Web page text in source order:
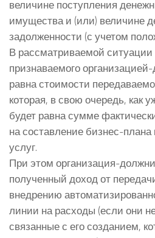
величине поступления
имущества и (или) величине
задолженности (с учетом
В рассматриваемой
признаваемого
равна стоимости
которая, в свою очередь, как
будет равна сумме
на составление бизнес-плана
услуг.
При этом организация-
полученный доход от
внедрению
линии на расходы (если они
связанные с его созданием,